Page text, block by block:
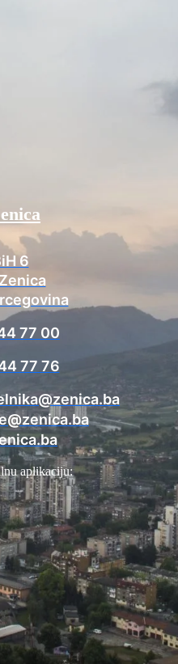
6
77 00
77 76
aplikaciju: